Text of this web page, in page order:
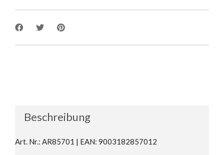
Beschreibung
Art. Nr.: AR85701 | EAN: 9003182857012